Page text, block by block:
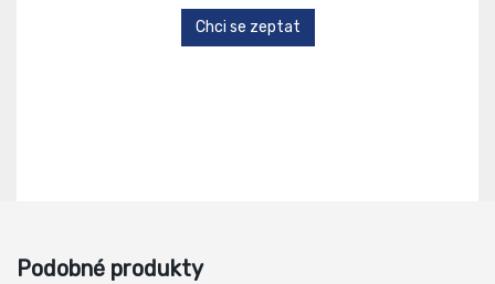
Chci se zeptat
Podobné produkty